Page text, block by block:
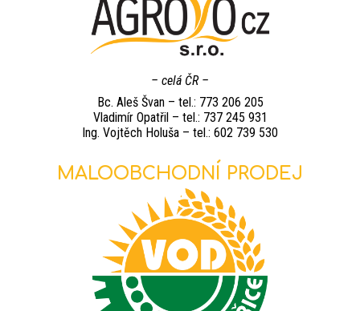
– celá ČR –
Bc. Aleš Švan – tel.: 773 206 205
Vladimír Opatřil – tel.: 737 245 931
Ing. Vojtěch Holuša – tel.: 602 739 530
MALOOBCHODNÍ PRODEJ